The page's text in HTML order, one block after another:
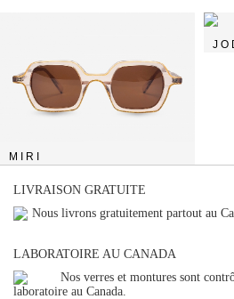
MIRI
LIVRAISON GRATUITE
Nous livrons gratuitement partout au
LABORATOIRE AU CANADA
Nos verres et montures sont
laboratoire au Canada.